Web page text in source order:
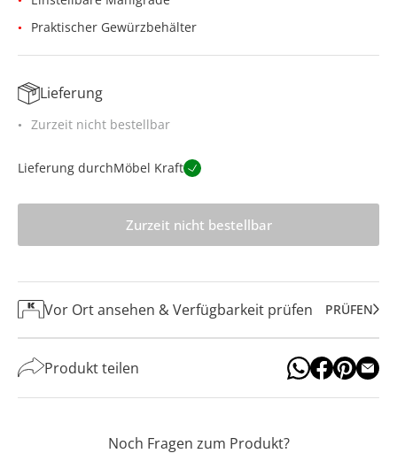
Praktischer Gewürzbehälter
Lieferung
Zurzeit nicht bestellbar
Lieferung durchMöbel Kraft
Zurzeit nicht bestellbar
Vor Ort ansehen & Verfügbarkeit prüfen PRÜFEN
Produkt teilen
Noch Fragen zum Produkt?